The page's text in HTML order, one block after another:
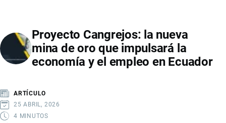
ELECTRÓNICA
EN
ECUADOR:
PROCESO
Proyecto Cangrejos: la nueva
mina de oro que impulsará la
economía y el empleo en Ecuador
ARTÍCULO
25 ABRIL, 2026
4 MINUTOS